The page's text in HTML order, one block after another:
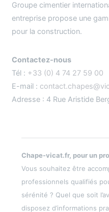
Groupe cimentier
entreprise propose une
pour la construction.
Contactez-nous
Tél : +33 (0) 4 74 27 59 00
E-mail :
Adresse : 4 Rue Aristide
Chape-vicat.fr, pour un
Vous souhaitez être
professionnels qualifiés
sérénité ? Quel que soit
disposez d’informations